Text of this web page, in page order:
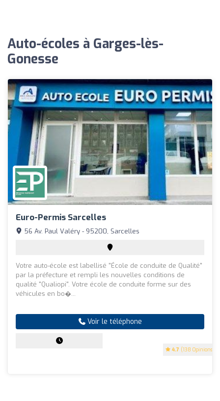
Auto-écoles à Garges-lès-
Gonesse
Euro-Permis Sarcelles
4.7 (138 Opinions)
56 Av. Paul Valéry - 95200, Sarcelles
Votre auto-école est labellisé "École de conduite de Qualité"
par la préfecture et rempli les nouvelles conditions de
qualité "Qualiopi". Votre école de conduite forme sur des
véhicules en bo�...
Voir le téléphone